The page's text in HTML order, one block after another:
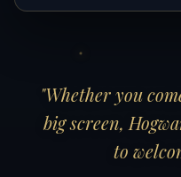
"Whether you
big screen,
to